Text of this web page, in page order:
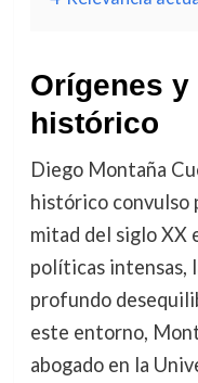
Orígenes
histórico
Diego Montaña
histórico convulso
mitad del siglo XX
políticas intensas,
profundo
este entorno,
abogado en la